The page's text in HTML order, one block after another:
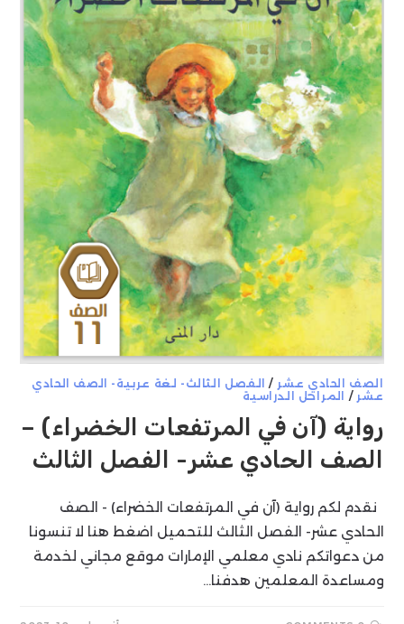
الصف الحادي عشر / الفصل الثالث- لغة عربية- الصف الحادي
عشر / المراحل الدراسية
رواية (آن في المرتفعات الخضراء) –
الصف الحادي عشر- الفصل الثالث
نقدم لكم رواية (آن في المرتفعات الخضراء) - الصف
الحادي عشر- الفصل الثالث للتحميل اضغط هنا لا تنسونا
من دعواتكم نادي معلمي الإمارات موقع مجاني لخدمة
ومساعدة المعلمين هدفنا…